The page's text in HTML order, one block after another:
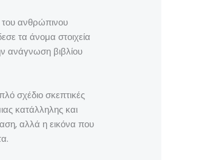
του ανθρώπινου
τα άνομα στοιχεία
ανάγνωση βιβλίου
σχέδιο σκεπτικές
κατάλληλης και
αλλά η εικόνα που